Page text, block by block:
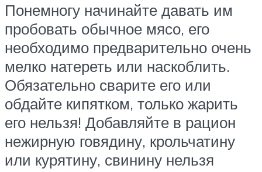
Понемногу начинайте давать им
пробовать обычное мясо, его
необходимо предварительно очень
мелко натереть или наскоблить.
Обязательно сварите его или
обдайте кипятком, только жарить
его нельзя! Добавляйте в рацион
нежирную говядину, крольчатину
или курятину, свинину нельзя